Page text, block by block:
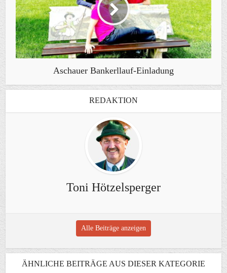
Aschauer Bankerllauf-Einladung
REDAKTION
Toni Hötzelsperger
Alle Beiträge anzeigen
ÄHNLICHE BEITRÄGE AUS DIESER KATEGORIE